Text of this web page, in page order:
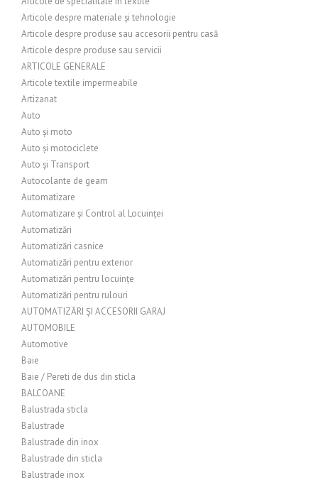
Articole despre materiale și tehnologie
Articole despre produse sau accesorii pentru casă
Articole despre produse sau servicii
ARTICOLE GENERALE
Articole textile impermeabile
Artizanat
Auto
Auto și moto
Auto și motociclete
Auto și Transport
Autocolante de geam
Automatizare
Automatizare și Control al Locuinței
Automatizări
Automatizări casnice
Automatizări pentru exterior
Automatizări pentru locuințe
Automatizări pentru rulouri
AUTOMATIZĂRI ȘI ACCESORII GARAJ
AUTOMOBILE
Automotive
Baie
Baie / Pereti de dus din sticla
BALCOANE
Balustrada sticla
Balustrade
Balustrade din inox
Balustrade din sticla
Balustrade inox